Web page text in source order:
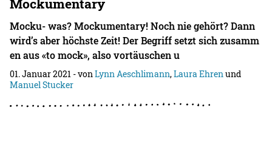
Mockumentary
Mocku- was? Mockumentary! Noch nie gehört? Dann
wird’s aber höchste Zeit! Der Begriff setzt sich zusamm
en aus «to mock», also vortäuschen u
01. Januar 2021 - vonLynn Aeschlimann,Laura Ehrenund
Manuel Stucker